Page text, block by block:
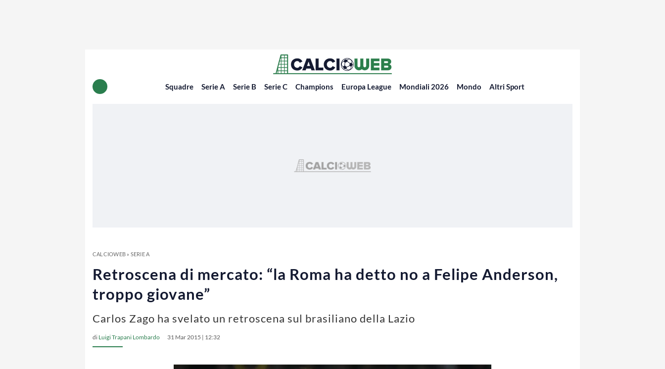
Squadre Serie A Serie B Serie C Champions Europa League Mondiali 2026 Mondo Altri Sport
CALCIOWEB» SERIE A
Retroscena di mercato: “la Roma ha detto no a Felipe Anderson,
troppo giovane”
Carlos Zago ha svelato un retroscena sul brasiliano della Lazio
di Luigi Trapani Lombardo 31 Mar 2015 | 12:32